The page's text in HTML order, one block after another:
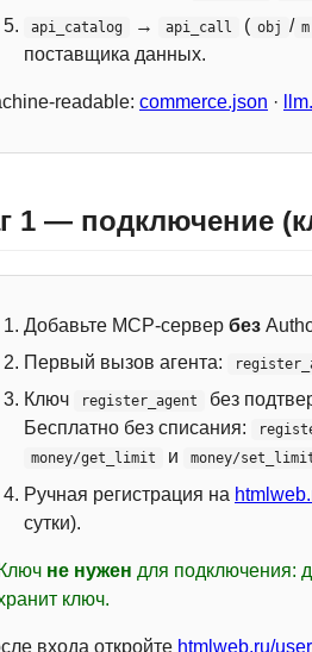
api_catalog → api_call ( obj / m
поставщика данных.
readable: commerce.json ·
1 — подключение
Добавьте MCP-сервер без
Первый вызов агента:
Ключ
register_agent без
Бесплатно без списания:
money/get_limit и money/
Ручная регистрация на
сутки).
не нужен для подключения:
ключ.
входа откройте htmlweb.ru/